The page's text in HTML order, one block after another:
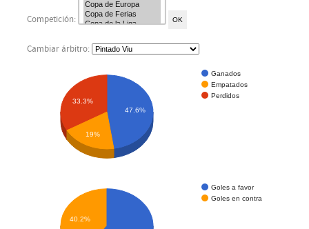
Competición:
Cambiar árbitro:
Ganados
Empatados
Perdidos
47.6%
33.3%
19%
Goles a favor
Goles en contra
40.2%